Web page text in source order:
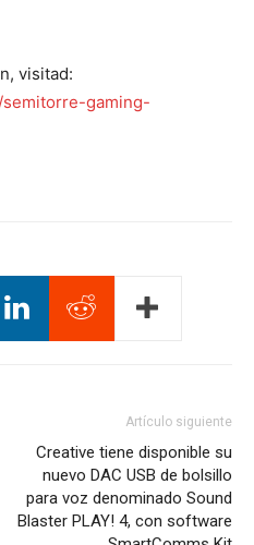
visitad:
gaming-
Artículo siguiente
Creative tiene disponible su
nuevo DAC USB de bolsillo
para voz denominado Sound
Blaster PLAY! 4, con software